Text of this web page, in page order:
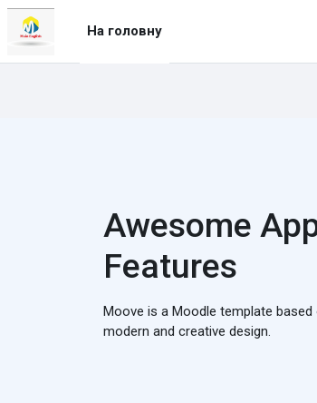
Перейти до головного вмісту
На головну
Awesome
Features
Moove is a Moodle template
modern and creative design.